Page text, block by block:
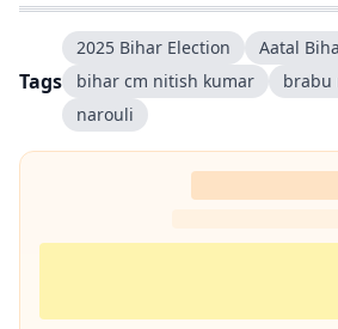
Tags
2025 Bihar Election
Aatal
bihar cm nitish kumar
brabu
narouli